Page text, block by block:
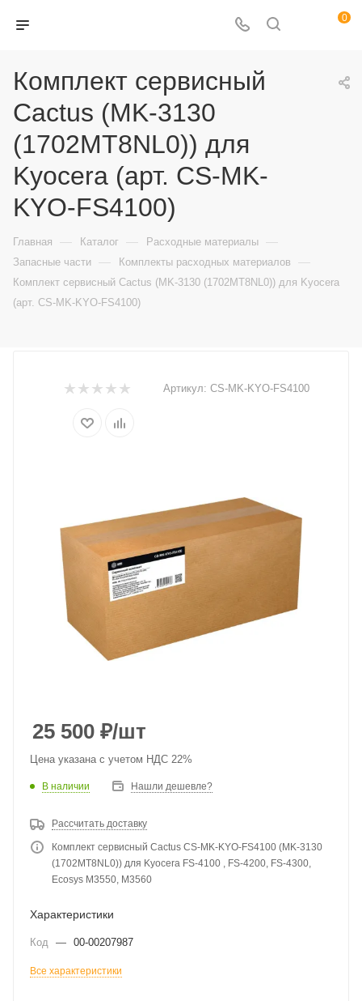
0
Комплект сервисный
Cactus (MK-3130
(1702MT8NL0)) для
Kyocera (арт. CS-MK-
KYO-FS4100)
Главная — Каталог — Расходные материалы —
Запасные части — Комплекты расходных материалов —
Комплект сервисный Cactus (MK-3130 (1702MT8NL0)) для Kyocera
(арт. CS-MK-KYO-FS4100)
Артикул: CS-MK-KYO-FS4100
25 500 ₽/шт
Цена указана с учетом НДС 22%
В наличии Нашли дешевле?
Рассчитать доставку
Комплект сервисный Cactus CS-MK-KYO-FS4100 (MK-3130
(1702MT8NL0)) для Kyocera FS-4100 , FS-4200, FS-4300,
Ecosys M3550, M3560
Характеристики
Код — 00-00207987
Все характеристики